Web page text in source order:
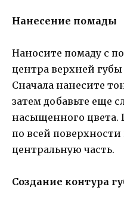
Нанесение помады
Наносите помаду с
центра верхней губы
Сначала нанесите
затем добавьте еще
насыщенного цвета.
по всей поверхности
центральную часть.
Создание контура